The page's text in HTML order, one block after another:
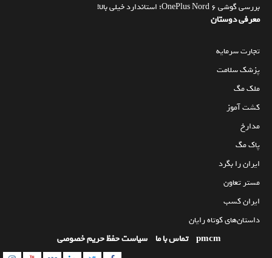
بررسی گوشی OnePlus Nord 6؛ استاندارد خیلی بالا!
معرفی دوستان
تجارت سرمایه
پزشک سلامت
ملک مگ
کشت آموز
مدارخ
پاک مگ
ایران را بگرد
مستر تعاون
ایران کسب
داستان‌های کوتاه رایان
pmcm تماس با ما سیاست حفظ حریم خصوصی